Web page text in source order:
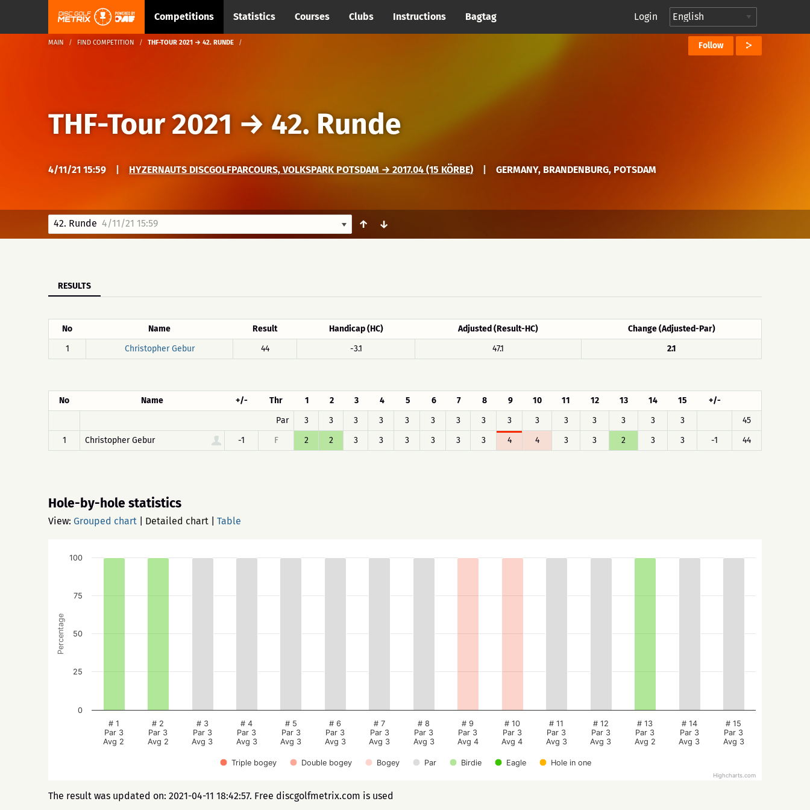
Competitions Statistics Courses Clubs Instructions Bagtag Login
MAIN FIND COMPETITION THF-TOUR 2021 → 42. RUNDE Follow
THF-Tour 2021 → 42. Runde
4/11/21 15:59 HYZERNAUTS DISCGOLFPARCOURS, VOLKSPARK POTSDAM → 2017.04 (15 KÖRBE) GERMANY, BRANDENBURG, POTSDAM
42. Runde 4/11/21 15:59 ↑ ↓
RESULTS
No Name Result Handicap (HC) Adjusted (Result-HC)
Change (Adjusted-Par)
1
Christopher Gebur 44 -3.1 47.1 2.1
No Name +/- Thr 1 2 3 4 5 6 7 8 9 10 11 12 13 14 15
+/-
Par
3 3 3 3 3 3 3 3 3 3 3 3 3 3 3
45
1
Christopher Gebur -1 F 2 2 3 3 3 3 3 3 4 4 3 3 2 3 3 -1 44
Hole-by-hole statistics
View: Grouped chart Detailed chart Table
Percentage
Triple bogey Double bogey Bogey Par Birdie Eagle Hole in one
# 1
Par 3
Avg 2
# 2
Par 3
Avg 2
# 3
Par 3
Avg 3
# 4
Par 3
Avg 3
# 5
Par 3
Avg 3
# 6
Par 3
Avg 3
# 7
Par 3
Avg 3
# 8
Par 3
Avg 3
# 9
Par 3
Avg 4
# 10
Par 3
Avg 4
# 11
Par 3
Avg 3
# 12
Par 3
Avg 3
# 13
Par 3
Avg 2
# 14
Par 3
Avg 3
# 15
Par 3
Avg 3
0
25
50
75
100
Highcharts.com
The result was updated on: 2021-04-11 18:42:57. Free discgolfmetrix.com is used